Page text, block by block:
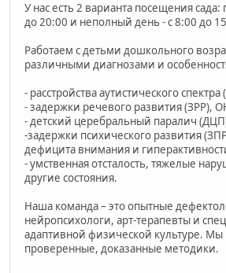
У нас есть 2 варианта посещения
до 20:00 и неполный день - с 8:00 до
Работаем с детьми дошкольного
различными диагнозами и
- расстройства аутистического спектра
- задержки речевого развития (ЗРР),
- детский церебральный паралич
-задержки психического развития
дефицита внимания и
- умственная отсталость, тяжелые
другие состояния.
Наша команда – это опытные
нейропсихологи, арт-терапевты и
адаптивной физической культуре. Мы
проверенные, доказанные методики.